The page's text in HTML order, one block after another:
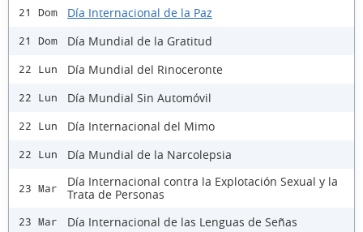
21 Dom Día Internacional de la Paz
21 Dom Día Mundial de la Gratitud
22 Lun Día Mundial del Rinoceronte
22 Lun Día Mundial Sin Automóvil
22 Lun Día Internacional del Mimo
22 Lun Día Mundial de la Narcolepsia
23 Mar
Día Internacional contra la Explotación Sexual y la
Trata de Personas
23 Mar Día Internacional de las Lenguas de Señas